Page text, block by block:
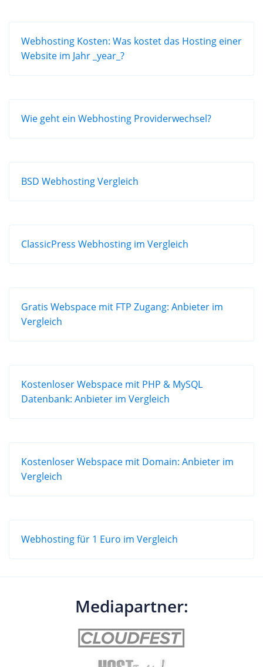
Webhosting Kosten: Was kostet das Hosting einer
Website im Jahr _year_?
Wie geht ein Webhosting Providerwechsel?
BSD Webhosting Vergleich
ClassicPress Webhosting im Vergleich
Gratis Webspace mit FTP Zugang: Anbieter im
Vergleich
Kostenloser Webspace mit PHP & MySQL
Datenbank: Anbieter im Vergleich
Kostenloser Webspace mit Domain: Anbieter im
Vergleich
Webhosting für 1 Euro im Vergleich
Mediapartner: